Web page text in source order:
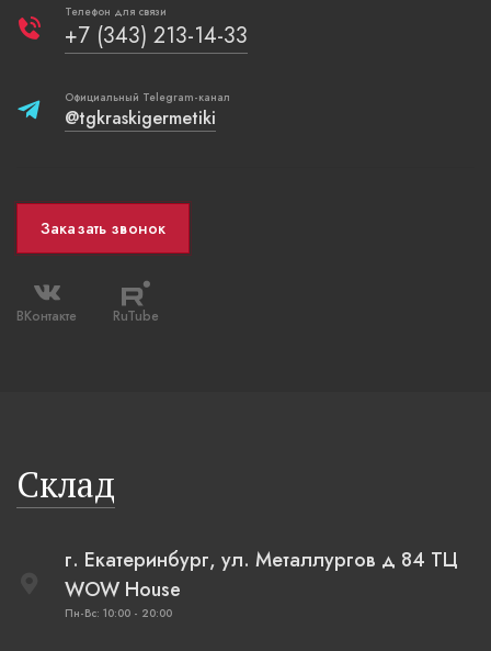
Телефон для связи
+7 (343) 213-14-33
Официальный Telegram-канал
@tgkraskigermetiki
Заказать звонок
ВКонтакте RuTube
Склад
г. Екатеринбург, ул. Металлургов д 84 ТЦ
WOW House
Пн-Вс: 10:00 - 20:00